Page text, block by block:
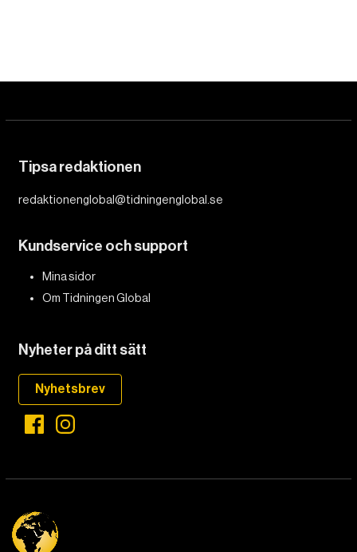
Tipsa redaktionen
redaktionenglobal@tidningenglobal.se
Kundservice och support
Mina sidor
Om Tidningen Global
Nyheter på ditt sätt
Nyhetsbrev